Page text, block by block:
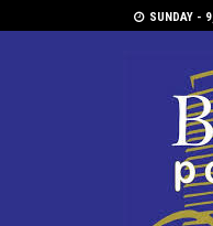
SUNDAY -